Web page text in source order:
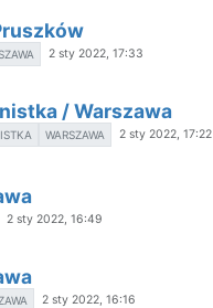
2 sty 2022, 17:33
/ Warszawa
WARSZAWA 2 sty 2022, 17:22
2 sty 2022, 16:49
2 sty 2022, 16:16